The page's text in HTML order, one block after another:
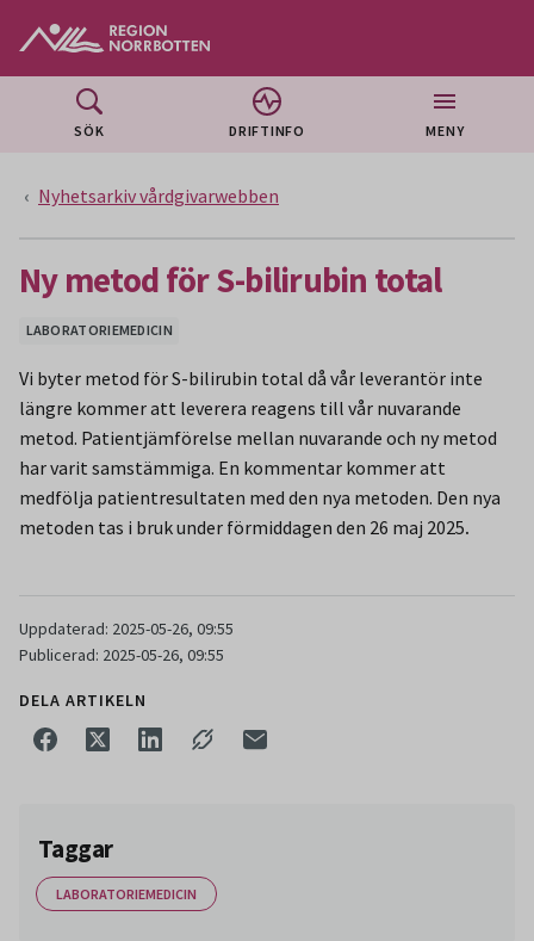
SÖK DRIFTINFO MENY
Nyhetsarkiv vårdgivarwebben
Ny metod för S-bilirubin total
LABORATORIEMEDICIN
Vi byter metod för S-bilirubin total då vår leverantör inte
längre kommer att leverera reagens till vår nuvarande
metod. Patientjämförelse mellan nuvarande och ny metod
har varit samstämmiga. En kommentar kommer att
medfölja patientresultaten med den nya metoden. Den nya
metoden tas i bruk under förmiddagen den 26 maj 2025.
Uppdaterad: 2025-05-26, 09:55
Publicerad: 2025-05-26, 09:55
DELA ARTIKELN
Taggar
LABORATORIEMEDICIN